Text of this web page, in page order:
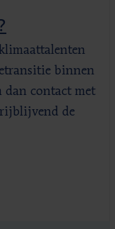
binnen
dan contact met
de